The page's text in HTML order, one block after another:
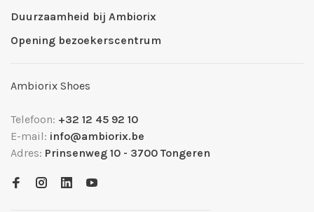
Duurzaamheid bij Ambiorix
Opening bezoekerscentrum
Ambiorix Shoes
Telefoon: +32 12 45 92 10
E-mail: info@ambiorix.be
Adres: Prinsenweg 10 - 3700 Tongeren